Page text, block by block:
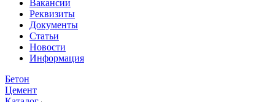
Вакансии
Реквизиты
Документы
Статьи
Новости
Информация
Бетон
Цемент